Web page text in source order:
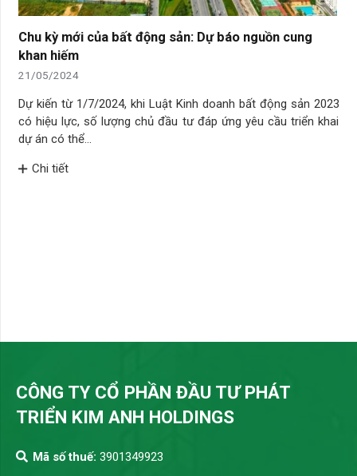
Chu kỳ mới của bất động sản: Dự báo nguồn cung
khan hiếm
21/05/2024
Dự kiến từ 1/7/2024, khi Luật Kinh doanh bất động sản 2023
có hiệu lực, số lượng chủ đầu tư đáp ứng yêu cầu triển khai
dự án có thể…
Chi tiết
CÔNG TY CỔ PHẦN ĐẦU TƯ PHÁT
TRIỂN KIM ANH HOLDINGS
Mã số thuế: 3901349923